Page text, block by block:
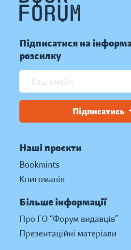
Підписатися на
розсилку
Підписатись
Наші проєкти
Bookmints
Книгоманія
Більше інформації
Про ГО “Форум видавців”
Презентаційні матеріали